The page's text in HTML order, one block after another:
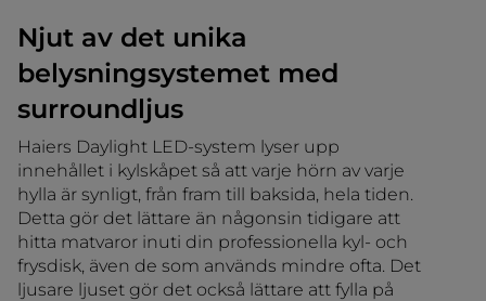
Njut av det unika
belysningsystemet med
surroundljus
Haiers Daylight LED-system lyser upp
innehållet i kylskåpet så att varje hörn av varje
hylla är synligt, från fram till baksida, hela tiden.
Detta gör det lättare än någonsin tidigare att
hitta matvaror inuti din professionella kyl- och
frysdisk, även de som används mindre ofta. Det
ljusare ljuset gör det också lättare att fylla på